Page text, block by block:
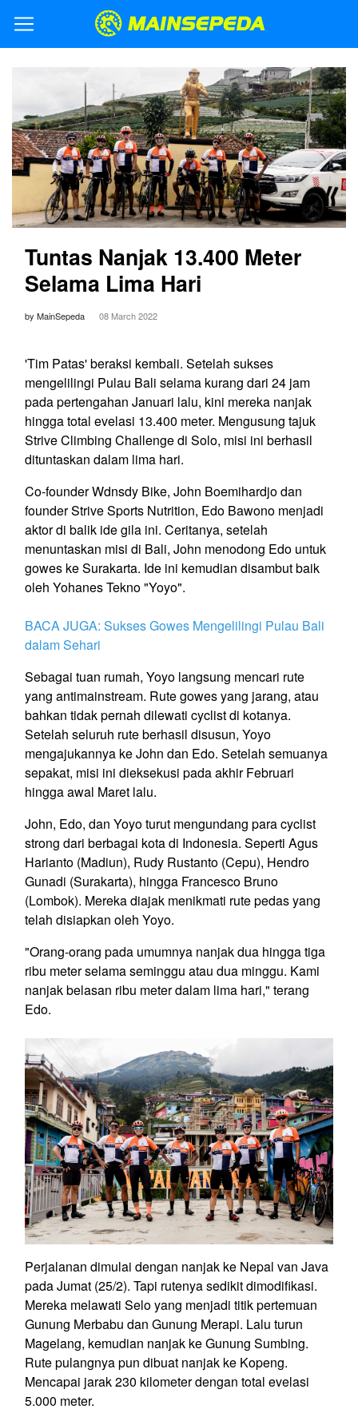
Tuntas Nanjak 13.400 Meter
Selama Lima Hari
by MainSepeda 08 March 2022
'Tim Patas' beraksi kembali. Setelah sukses
mengelilingi Pulau Bali selama kurang dari 24 jam
pada pertengahan Januari lalu, kini mereka nanjak
hingga total evelasi 13.400 meter. Mengusung tajuk
Strive Climbing Challenge di Solo, misi ini berhasil
dituntaskan dalam lima hari.
Co-founder Wdnsdy Bike, John Boemihardjo dan
founder Strive Sports Nutrition, Edo Bawono menjadi
aktor di balik ide gila ini. Ceritanya, setelah
menuntaskan misi di Bali, John menodong Edo untuk
gowes ke Surakarta. Ide ini kemudian disambut baik
oleh Yohanes Tekno "Yoyo".
BACA JUGA: Sukses Gowes Mengelilingi Pulau Bali
dalam Sehari
Sebagai tuan rumah, Yoyo langsung mencari rute
yang antimainstream. Rute gowes yang jarang, atau
bahkan tidak pernah dilewati cyclist di kotanya.
Setelah seluruh rute berhasil disusun, Yoyo
mengajukannya ke John dan Edo. Setelah semuanya
sepakat, misi ini dieksekusi pada akhir Februari
hingga awal Maret lalu.
John, Edo, dan Yoyo turut mengundang para cyclist
strong dari berbagai kota di Indonesia. Seperti Agus
Harianto (Madiun), Rudy Rustanto (Cepu), Hendro
Gunadi (Surakarta), hingga Francesco Bruno
(Lombok). Mereka diajak menikmati rute pedas yang
telah disiapkan oleh Yoyo.
"Orang-orang pada umumnya nanjak dua hingga tiga
ribu meter selama seminggu atau dua minggu. Kami
nanjak belasan ribu meter dalam lima hari," terang
Edo.
Perjalanan dimulai dengan nanjak ke Nepal van Java
pada Jumat (25/2). Tapi rutenya sedikit dimodifikasi.
Mereka melawati Selo yang menjadi titik pertemuan
Gunung Merbabu dan Gunung Merapi. Lalu turun
Magelang, kemudian nanjak ke Gunung Sumbing.
Rute pulangnya pun dibuat nanjak ke Kopeng.
Mencapai jarak 230 kilometer dengan total evelasi
5.000 meter.